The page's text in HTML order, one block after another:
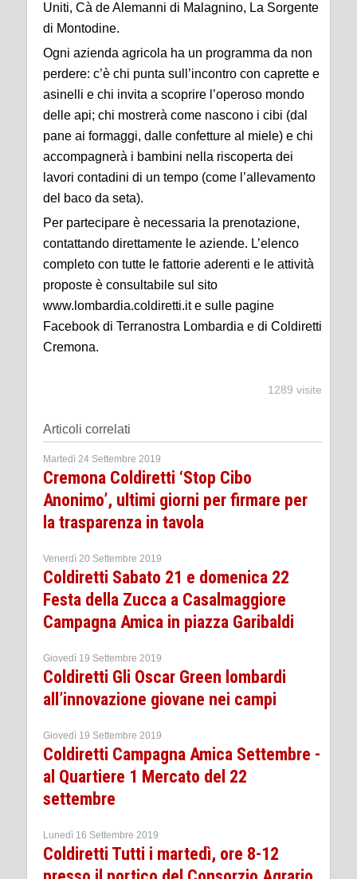
Uniti, Cà de Alemanni di Malagnino, La Sorgente
di Montodine.
Ogni azienda agricola ha un programma da non
perdere: c’è chi punta sull’incontro con caprette e
asinelli e chi invita a scoprire l’operoso mondo
delle api; chi mostrerà come nascono i cibi (dal
pane ai formaggi, dalle confetture al miele) e chi
accompagnerà i bambini nella riscoperta dei
lavori contadini di un tempo (come l’allevamento
del baco da seta).
Per partecipare è necessaria la prenotazione,
contattando direttamente le aziende. L’elenco
completo con tutte le fattorie aderenti e le attività
proposte è consultabile sul sito
www.lombardia.coldiretti.it e sulle pagine
Facebook di Terranostra Lombardia e di Coldiretti
Cremona.
1289 visite
Articoli correlati
Martedì 24 Settembre 2019
Cremona Coldiretti ‘Stop Cibo
Anonimo’, ultimi giorni per firmare per
la trasparenza in tavola
Venerdì 20 Settembre 2019
Coldiretti Sabato 21 e domenica 22
Festa della Zucca a Casalmaggiore
Campagna Amica in piazza Garibaldi
Giovedì 19 Settembre 2019
Coldiretti Gli Oscar Green lombardi
all’innovazione giovane nei campi
Giovedì 19 Settembre 2019
Coldiretti Campagna Amica Settembre -
al Quartiere 1 Mercato del 22
settembre
Lunedì 16 Settembre 2019
Coldiretti Tutti i martedì, ore 8-12